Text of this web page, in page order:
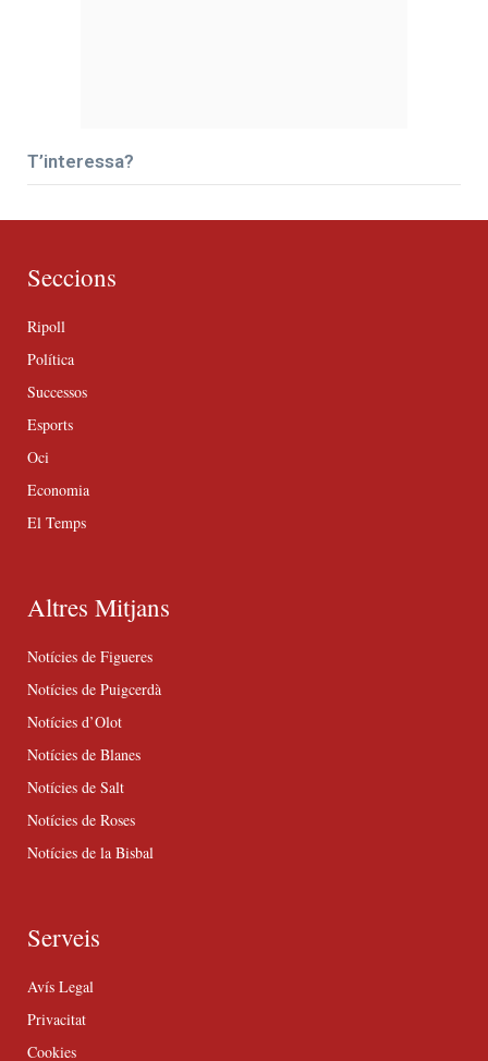
T’interessa?
Seccions
Ripoll
Política
Successos
Esports
Oci
Economia
El Temps
Altres Mitjans
Notícies de Figueres
Notícies de Puigcerdà
Notícies d’Olot
Notícies de Blanes
Notícies de Salt
Notícies de Roses
Notícies de la Bisbal
Serveis
Avís Legal
Privacitat
Cookies